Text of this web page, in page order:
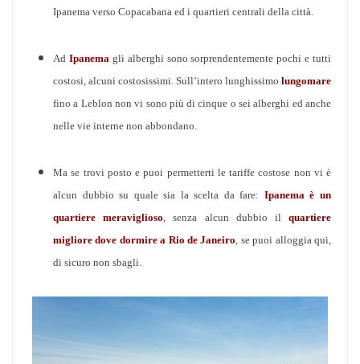
Ipanema verso Copacabana ed i quartieri centrali della città.
Ad Ipanema gli alberghi sono sorprendentemente pochi e tutti
costosi, alcuni costosissimi. Sull’intero lunghissimo lungomare
fino a Leblon non vi sono più di cinque o sei alberghi ed anche
nelle vie interne non abbondano.
Ma se trovi posto e puoi permetterti le tariffe costose non vi è
alcun dubbio su quale sia la scelta da fare: Ipanema è un
quartiere meraviglioso , senza alcun dubbio ilquartiere
migliore dove dormire a Rio de Janeiro , se puoi alloggia qui,
di sicuro non sbagli.